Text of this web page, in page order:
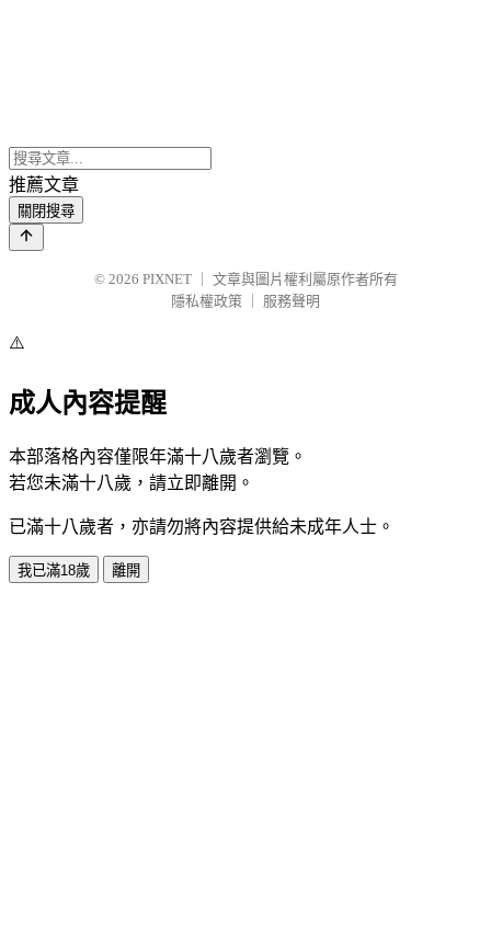
推薦文章
關閉搜尋
© 2026 PIXNET
文章與圖片權利屬原作者所有
隱私權政策
服務聲明
⚠️
成人內容提醒
本部落格內容僅限年滿十八歲者瀏覽。
若您未滿十八歲，請立即離開。
已滿十八歲者，亦請勿將內容提供給未成年人士。
我已滿18歲 離開